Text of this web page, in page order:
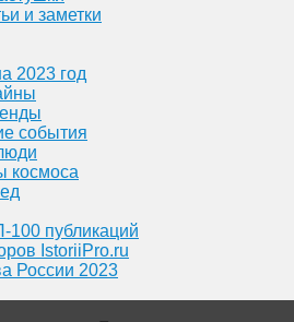
и заметки
2023 год
события
космоса
100 публикаций
IstoriiPro.ru
России 2023